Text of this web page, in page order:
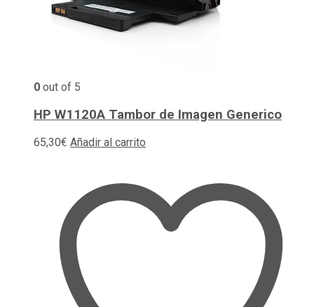
0 out of 5
HP W1120A Tambor de Imagen Generico
65,30€ Añadir al carrito